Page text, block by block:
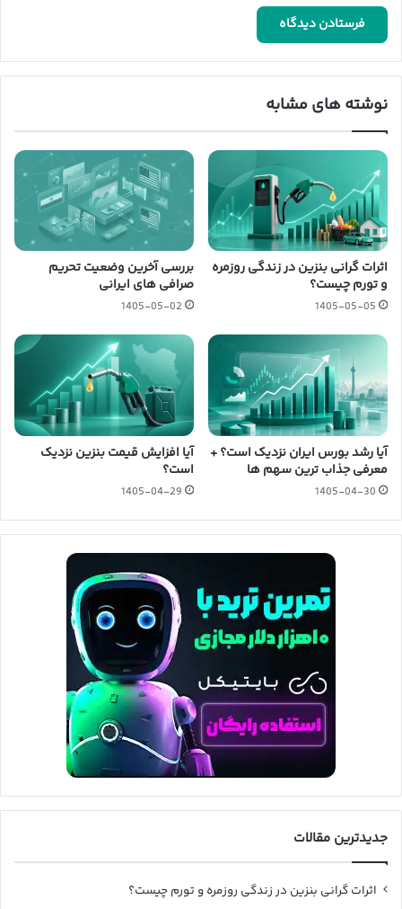
نوشته های مشابه
اثرات گرانی بنزین در زندگی روزمره
و تورم چیست؟
1405-05-05
بررسی آخرین وضعیت تحریم
صرافی های ایرانی
1405-05-02
آیا رشد بورس ایران نزدیک است؟ +
معرفی جذاب ترین سهم ها
1405-04-30
آیا افزایش قیمت بنزین نزدیک
است؟
1405-04-29
جدیدترین مقالات
اثرات گرانی بنزین در زندگی روزمره و تورم چیست؟